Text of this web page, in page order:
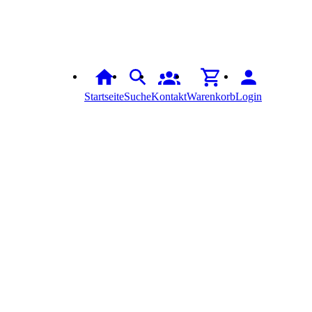
StartseiteSucheKontaktWarenkorbLogin